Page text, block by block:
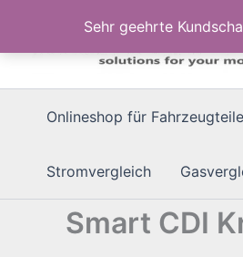
Sehr geehrte
springen
Onlineshop für Fahrzeugteile
Stromvergleich
Smart CDI